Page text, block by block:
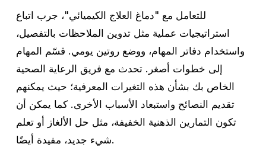
للتعامل مع "دماغ العلاج الكيميائي"، جرب اتباع
استراتيجيات عملية مثل تدوين الملاحظات بالتفصيل،
واستخدام دفاتر المهام، ووضع روتين يومي. قسّم المهام
إلى خطوات أصغر. تحدث مع فريق الرعاية الصحية
الخاص بك بشأن هذه التغيرات المعرفية؛ حيث يمكنهم
تقديم النصائح واستبعاد الأسباب الأخرى. كما يمكن أن
تكون التمارين الذهنية الخفيفة، مثل حل الألغاز أو تعلم
شيء جديد، مفيدة أيضًا.